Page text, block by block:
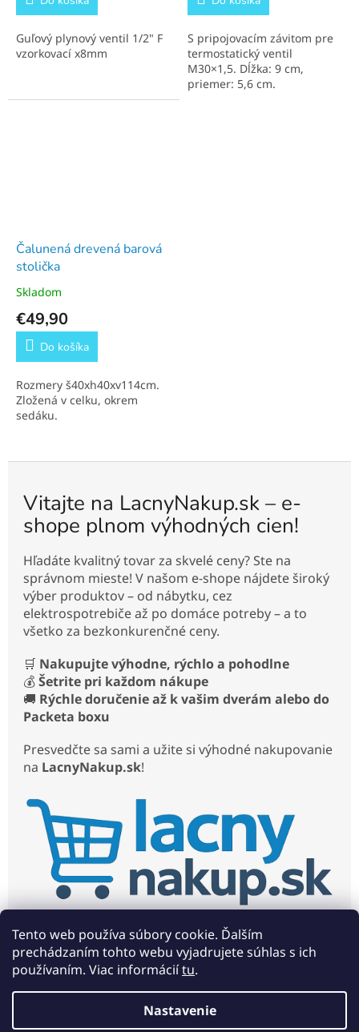
Tento web používa súbory cookie. Ďalším
prechádzaním tohto webu vyjadrujete súhlas s ich
používaním. Viac informáciítu.
Nastavenie
Guľový plynový ventil 1/2" F
vzorkovací x8mm
S pripojovacím závitom pre
termostatický ventil
M30×1,5. Dĺžka: 9 cm,
priemer: 5,6 cm.
Čalunená drevená barová
stolička
Skladom
€49,90
Do košíka
Rozmery š40xh40xv114cm.
Zložená v celku, okrem
sedáku.
Vitajte na LacnyNakup.sk – e-
shope plnom výhodných cien!
Hľadáte kvalitný tovar za skvelé ceny? Ste na
správnom mieste! V našom e-shope nájdete široký
výber produktov – od nábytku, cez
elektrospotrebiče až po domáce potreby – a to
všetko za bezkonkurenčné ceny.
🛒 Nakupujte výhodne, rýchlo a pohodlne
💰Šetrite pri každom nákupe
🚚 Rýchle doručenie až k vašim dverám alebo do
Packeta boxu
Presvedčte sa sami a užite si výhodné nakupovanie
na LacnyNakup.sk!
Vytvoril Shoptet